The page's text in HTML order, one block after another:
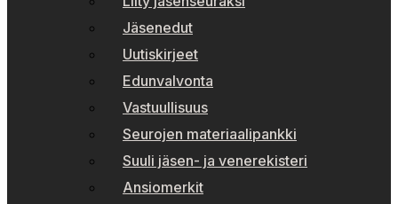
Jäsenedut
Uutiskirjeet
Edunvalvonta
Vastuullisuus
Seurojen materiaalipankki
Suuli jäsen- ja venerekisteri
Ansiomerkit